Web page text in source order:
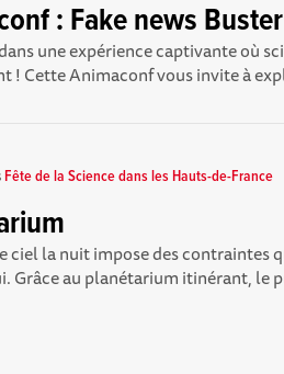
: Fake news Buster
une expérience captivante où
! Cette Animaconf vous invite à
Fête de la Science dans les Hauts-de-France
ciel la nuit impose des contraintes
Grâce au planétarium itinérant, le